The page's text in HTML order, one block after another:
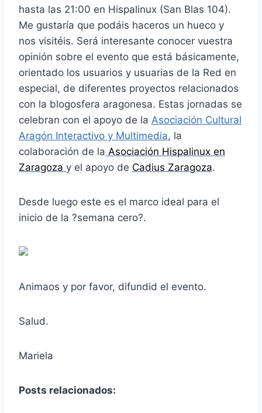
hasta las 21:00 en Hispalinux (San Blas 104).
Me gustaría que podáis haceros un hueco y
nos visitéis. Será interesante conocer vuestra
opinión sobre el evento que está básicamente,
orientado los usuarios y usuarias de la Red en
especial, de diferentes proyectos relacionados
con la blogosfera aragonesa. Estas jornadas se
celebran con el apoyo de la Asociación Cultural
Aragón Interactivo y Multimedia, la
colaboración de la Asociación Hispalinux en
Zaragoza y el apoyo de Cadius Zaragoza.
Desde luego este es el marco ideal para el
inicio de la ?semana cero?.
Animaos y por favor, difundid el evento.
Salud.
Mariela
Posts relacionados: